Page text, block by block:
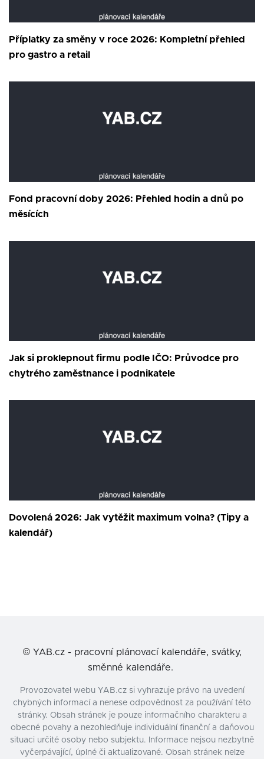
Příplatky za směny v roce 2026: Kompletní přehled
pro gastro a retail
Fond pracovní doby 2026: Přehled hodin a dnů po
měsících
Jak si proklepnout firmu podle IČO: Průvodce pro
chytrého zaměstnance i podnikatele
Dovolená 2026: Jak vytěžit maximum volna? (Tipy a
kalendář)
© YAB.cz - pracovní plánovací kalendáře, svátky,
směnné kalendáře.
Provozovatel webu YAB.cz si vyhrazuje právo na uvedení
chybných informací a nenese odpovědnost za používání této
stránky. Obsah stránek je pouze informačního charakteru a
obecné povahy a nezohledňuje individuální finanční a daňovou
situaci určité osoby nebo subjektu. Informace nejsou nezbytně
vyčerpávající, úplné či aktualizované. Obsah stránek nelze